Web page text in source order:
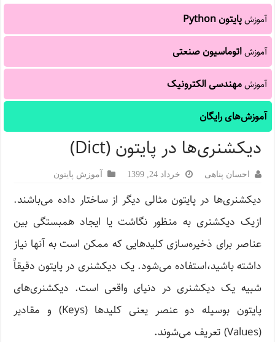
آموزشپایتون Python
آموزشاتوماسیون صنعتی
آموزشمهندسی الکترونیک
آموزش‌های رایگان
دیکشنری‌ها در پایتون (Dict)
احسان پناهی خرداد 24, 1399 آموزش پایتون
دیکشنری‌ها در پایتون مثالی دیگر از ساختار داده می‌باشند.
ازیک دیکشنری به منظور نگاشت یا ایجاد همبستگی بین
عناصر برای ذخیره‌سازی کلیدهایی که ممکن است به آنها نیاز
داشته باشید،استفاده می‌شود. یک دیکشنری در پایتون دقیقاً
شبیه یک دیکشنری در دنیای واقعی است. دیکشنری‌های
پایتون بوسیله دو عنصر یعنی کلیدها (Keys) و مقادیر
(Values) تعریف می‌شوند.